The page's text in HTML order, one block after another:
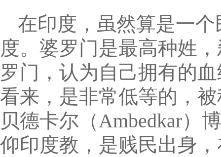
在印度，虽然算是一
度。婆罗门是最高种姓
罗门，认为自己拥有的
看来，是非常低等的，
贝德卡尔（Ambedkar）
仰印度教，是贱民出身